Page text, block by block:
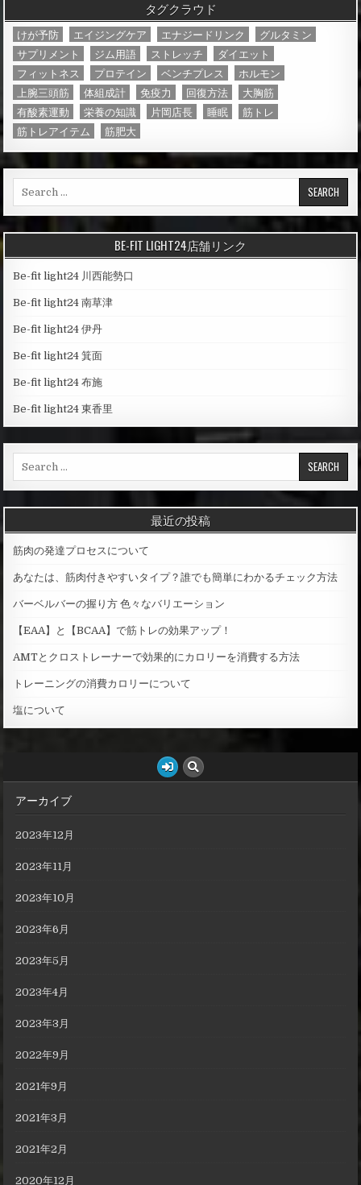
タグクラウド
けが予防 エイジングケア エナジードリンク
グルタミン
サプリメント
ジム用語 ストレッチ
ダイエット
フィットネス
プロテイン ベンチプレス
ホルモン
上腕三頭筋
体組成計 免疫力 回復方法
大胸筋
有酸素運動
栄養の知識 片岡店長 睡眠
筋トレ
筋トレアイテム
筋肥大
a
r
f
o
:
BE-FIT LIGHT24店舗リンク
Be-fit light24 川西能勢口
Be-fit light24 南草津
Be-fit light24 伊丹
Be-fit light24 箕面
Be-fit light24 布施
Be-fit light24 東香里
a
r
f
o
:
最近の投稿
筋肉の発達プロセスについて
あなたは、筋肉付きやすいタイプ？誰でも簡単にわかるチェック方法
バーベルバーの握り方 色々なバリエーション
【EAA】と【BCAA】で筋トレの効果アップ！
AMTとクロストレーナーで効果的にカロリーを消費する方法
トレーニングの消費カロリーについて
塩について
アーカイブ
2023年12月
2023年11月
2023年10月
2023年6月
2023年5月
2023年4月
2023年3月
2022年9月
2021年9月
2021年3月
2021年2月
2020年12月